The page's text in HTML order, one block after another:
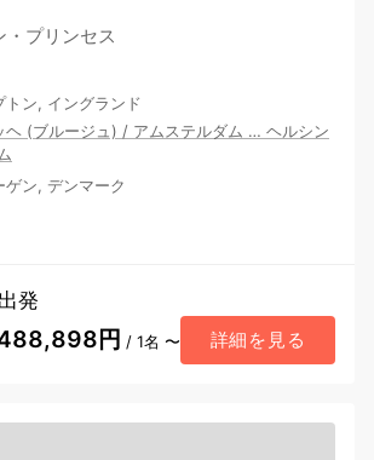
・プリンセス
トン, イングランド
ヘ (ブルージュ) / アムステルダム … ヘルシン
ゲン, デンマーク
発
円 / 1名 〜 詳細を見る